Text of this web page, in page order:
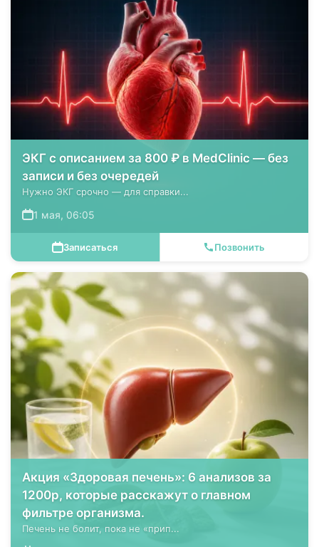
ЭКГ с описанием за 800 ₽ в MedClinic — без
записи и без очередей
Нужно ЭКГ срочно — для справки...
1 мая, 06:05
Записаться Позвонить
Акция «Здоровая печень»: 6 анализов за
1200р, которые расскажут о главном
фильтре организма.
Печень не болит, пока не «прип...